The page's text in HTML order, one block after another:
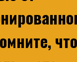
что